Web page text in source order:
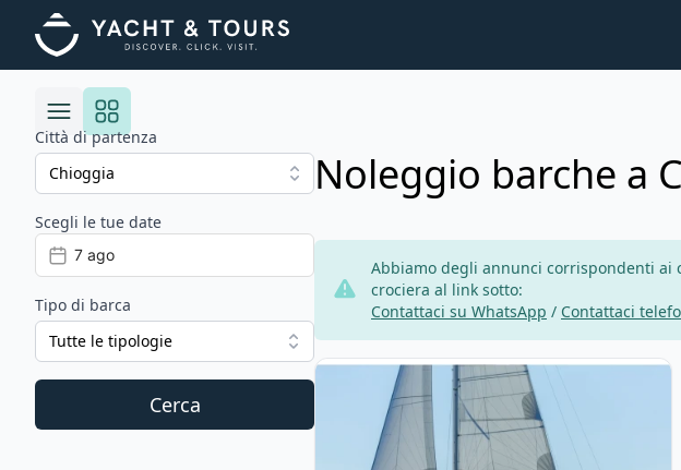
Città di partenza
Scegli le tue date
Tipo di barca
Tutte le tipologie
Cerca
Noleggio barche a
Abbiamo degli annunci corrispondenti ai
crociera al link sotto:
Contattaci su WhatsApp / Contattaci
View details for DUFOUR YACHTS - Dufour